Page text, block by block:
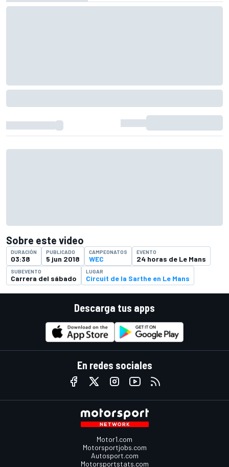
Sobre este video
DURACIÓN
03:38
PUBLICADO
5 jun 2018
CAMPEONATOS
WEC
EVENTO
24 horas de Le Mans
SUBEVENTO
Carrera del sábado
LUGAR
Circuit de la Sarthe en Le Mans
Descarga tus apps
En redes sociales
Motor1.com
Motorsportjobs.com
Autosport.com
Motorsportstats.com